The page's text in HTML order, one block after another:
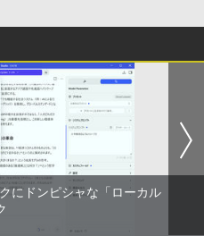
にドンピシャな「ローカル